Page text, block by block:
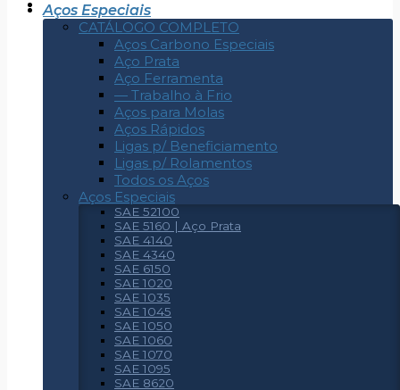
Aços Especiais
CATÁLOGO COMPLETO
Aços Carbono Especiais
Aço Prata
Aço Ferramenta
— Trabalho à Frio
Aços para Molas
Aços Rápidos
Ligas p/ Beneficiamento
Ligas p/ Rolamentos
Todos os Aços
Aços Especiais
SAE 52100
SAE 5160 | Aço Prata
SAE 4140
SAE 4340
SAE 6150
SAE 1020
SAE 1035
SAE 1045
SAE 1050
SAE 1060
SAE 1070
SAE 1095
SAE 8620